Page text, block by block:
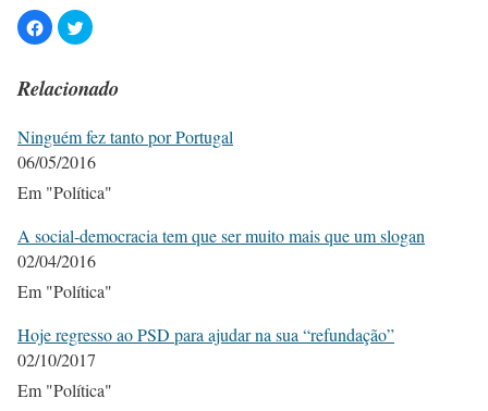
Relacionado
Ninguém fez tanto por Portugal
06/05/2016
Em "Política"
A social-democracia tem que ser muito mais que um slogan
02/04/2016
Em "Política"
Hoje regresso ao PSD para ajudar na sua “refundação”
02/10/2017
Em "Política"